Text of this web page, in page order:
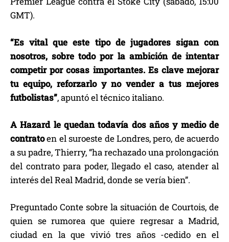
GMT).
“Es vital que este tipo de jugadores sigan con
nosotros, sobre todo por la ambición de intentar
competir por cosas importantes. Es clave mejorar
tu equipo, reforzarlo y no vender a tus mejores
futbolistas”, apuntó el técnico italiano.
A Hazard le quedan todavía dos años y medio de
contratoen el suroeste de Londres, pero, de acuerdo
a su padre, Thierry, “ha rechazado una prolongación
del contrato para poder, llegado el caso, atender al
interés del Real Madrid, donde se vería bien”.
Preguntado Conte sobre la situación de Courtois, de
quien se rumorea que quiere regresar a Madrid,
ciudad en la que vivió tres años -cedido en el